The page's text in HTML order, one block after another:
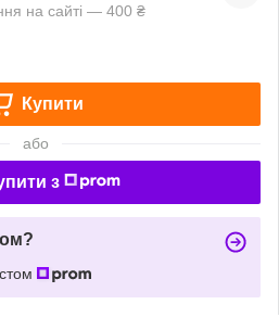
на сайті — 400 ₴
Купити
або
з